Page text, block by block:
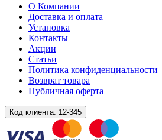
О Компании
Доставка и оплата
Установка
Контакты
Акции
Статьи
Политика конфиденциальности
Возврат товара
Публичная оферта
Код клиента: 12-345